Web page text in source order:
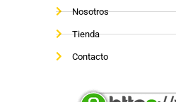
Nosotros
Tienda
Contacto